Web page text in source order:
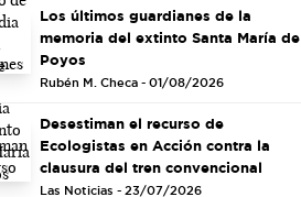
Los últimos guardianes de la
memoria del extinto Santa María de
Poyos
Rubén M. Checa - 01/08/2026
Desestiman el recurso de
Ecologistas en Acción contra la
clausura del tren convencional
Las Noticias - 23/07/2026